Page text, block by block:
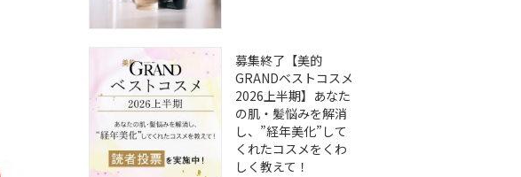
募集終了【美的
GRANDベストコスメ
2026上半期】あなた
の肌・髪悩みを解消
し、”経年美化”して
くれたコスメをくわ
しく教えて！